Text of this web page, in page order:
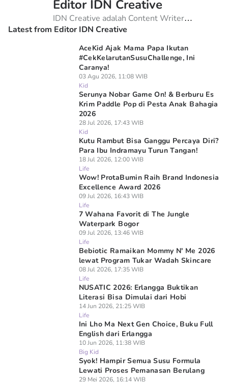
Editor IDN Creative
IDN Creative adalah Content Writer
berpengalaman yang menulis di Duniaku,
game, geek, dan tekno. IDN Creative
mengedepankan keakuratan dan integritas.
Latest from Editor IDN Creative
AceKid Ajak Mama Papa Ikutan
#CekKelarutanSusuChallenge, Ini
Caranya!
03 Agu 2026, 11:08 WIB
Kid
Serunya Nobar Game On! & Berburu Es
Krim Paddle Pop di Pesta Anak Bahagia
2026
28 Jul 2026, 17:43 WIB
Kid
Kutu Rambut Bisa Ganggu Percaya Diri?
Para Ibu Indramayu Turun Tangan!
18 Jul 2026, 12:00 WIB
Life
Wow! ProtaBumin Raih Brand Indonesia
Excellence Award 2026
09 Jul 2026, 16:43 WIB
Life
7 Wahana Favorit di The Jungle
Waterpark Bogor
09 Jul 2026, 13:46 WIB
Life
Bebiotic Ramaikan Mommy N' Me 2026
lewat Program Tukar Wadah Skincare
08 Jul 2026, 17:35 WIB
Life
NUSATIC 2026: Erlangga Buktikan
Literasi Bisa Dimulai dari Hobi
14 Jun 2026, 21:25 WIB
Life
Ini Lho Ma Next Gen Choice, Buku Full
English dari Erlangga
10 Jun 2026, 11:38 WIB
Big Kid
Syok! Hampir Semua Susu Formula
Lewati Proses Pemanasan Berulang
29 Mei 2026, 16:14 WIB